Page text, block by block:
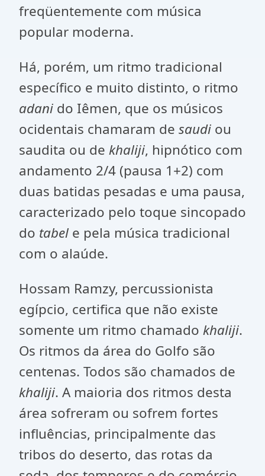
freqüentemente com música
popular moderna.
Há, porém, um ritmo tradicional
específico e muito distinto, o ritmo
adani do Iêmen, que os músicos
ocidentais chamaram de saudi ou
saudita ou de khaliji, hipnótico com
andamento 2/4 (pausa 1+2) com
duas batidas pesadas e uma pausa,
caracterizado pelo toque sincopado
do tabel e pela música tradicional
com o alaúde.
Hossam Ramzy, percussionista
egípcio, certifica que não existe
somente um ritmo chamado khaliji.
Os ritmos da área do Golfo são
centenas. Todos são chamados de
khaliji. A maioria dos ritmos desta
área sofreram ou sofrem fortes
influências, principalmente das
tribos do deserto, das rotas da